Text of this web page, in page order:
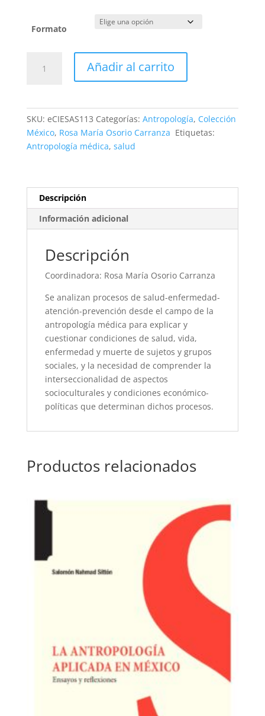
Formato
actuales
México.
desde
médica.
cantidad
Añadir al carrito
SKU: eCIESAS113 Categorías: Antropología, Colección
México, Rosa María Osorio Carranza Etiquetas:
Antropología médica, salud
Descripción
Información adicional
Descripción
Coordinadora: Rosa María Osorio Carranza
Se analizan procesos de salud-enfermedad-
atención-prevención desde el campo de la
antropología médica para explicar y
cuestionar condiciones de salud, vida,
enfermedad y muerte de sujetos y grupos
sociales, y la necesidad de comprender la
interseccionalidad de aspectos
socioculturales y condiciones económico-
políticas que determinan dichos procesos.
Productos relacionados